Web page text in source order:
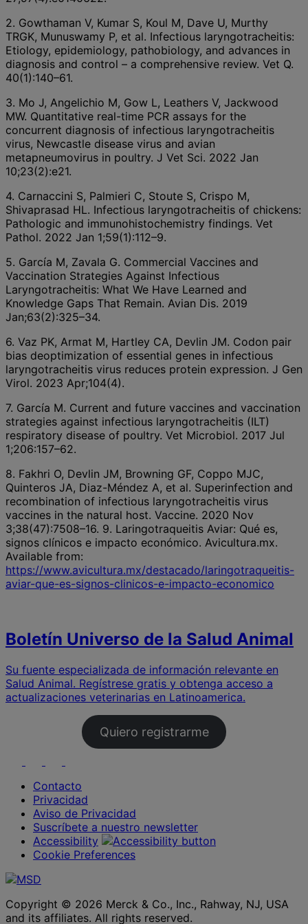
2. Gowthaman V, Kumar S, Koul M, Dave U, Murthy
TRGK, Munuswamy P, et al. Infectious laryngotracheitis:
Etiology, epidemiology, pathobiology, and advances in
diagnosis and control – a comprehensive review. Vet Q.
40(1):140–61.
3. Mo J, Angelichio M, Gow L, Leathers V, Jackwood
MW. Quantitative real-time PCR assays for the
concurrent diagnosis of infectious laryngotracheitis
virus, Newcastle disease virus and avian
metapneumovirus in poultry. J Vet Sci. 2022 Jan
10;23(2):e21.
4. Carnaccini S, Palmieri C, Stoute S, Crispo M,
Shivaprasad HL. Infectious laryngotracheitis of chickens:
Pathologic and immunohistochemistry findings. Vet
Pathol. 2022 Jan 1;59(1):112–9.
5. García M, Zavala G. Commercial Vaccines and
Vaccination Strategies Against Infectious
Laryngotracheitis: What We Have Learned and
Knowledge Gaps That Remain. Avian Dis. 2019
Jan;63(2):325–34.
6. Vaz PK, Armat M, Hartley CA, Devlin JM. Codon pair
bias deoptimization of essential genes in infectious
laryngotracheitis virus reduces protein expression. J Gen
Virol. 2023 Apr;104(4).
7. García M. Current and future vaccines and vaccination
strategies against infectious laryngotracheitis (ILT)
respiratory disease of poultry. Vet Microbiol. 2017 Jul
1;206:157–62.
8. Fakhri O, Devlin JM, Browning GF, Coppo MJC,
Quinteros JA, Diaz-Méndez A, et al. Superinfection and
recombination of infectious laryngotracheitis virus
vaccines in the natural host. Vaccine. 2020 Nov
3;38(47):7508–16. 9. Laringotraqueitis Aviar: Qué es,
signos clínicos e impacto económico. Avicultura.mx.
Available from:
https://www.avicultura.mx/destacado/laringotraqueitis-
aviar-que-es-signos-clinicos-e-impacto-economico
Boletín Universo de la Salud Animal
Su fuente especializada de información relevante en
Salud Animal. Regístrese gratis y obtenga acceso a
actualizaciones veterinarias en Latinoamerica.
Quiero registrarme
Contacto
Privacidad
Aviso de Privacidad
Suscríbete a nuestro newsletter
Accessibility
Cookie Preferences
Copyright © 2026 Merck & Co., Inc., Rahway, NJ, USA
and its affiliates. All rights reserved.